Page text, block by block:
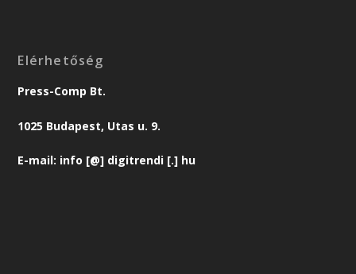
Elérhetőség
Press-Comp Bt.
1025 Budapest, Utas u. 9.
E-mail: info [@] digitrendi [.] hu